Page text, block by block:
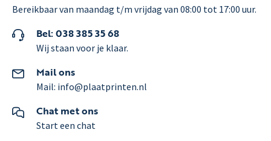
Bereikbaar van maandag t/m vrijdag van 08:00 tot 17:00 uur.
Bel: 038 385 35 68
Wij staan voor je klaar.
Mail ons
Mail: info@plaatprinten.nl
Chat met ons
Start een chat